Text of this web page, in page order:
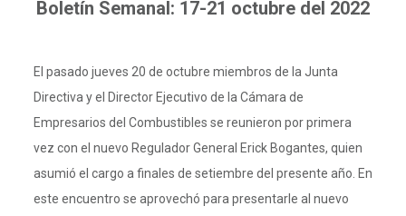
Boletín Semanal: 17-21 octubre del 2022
El pasado jueves 20 de octubre miembros de la Junta
Directiva y el Director Ejecutivo de la Cámara de
Empresarios del Combustibles se reunieron por primera
vez con el nuevo Regulador General Erick Bogantes, quien
asumió el cargo a finales de setiembre del presente año. En
este encuentro se aprovechó para presentarle al nuevo